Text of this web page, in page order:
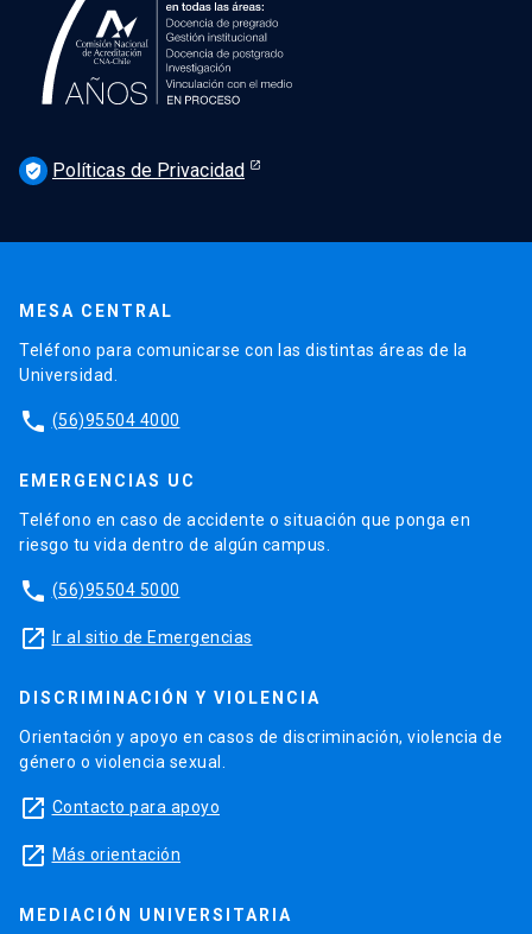
verified_user Políticas de Privacidad
MESA CENTRAL
Teléfono para comunicarse con las distintas áreas de la
Universidad.
phone (56)95504 4000
EMERGENCIAS UC
Teléfono en caso de accidente o situación que ponga en
riesgo tu vida dentro de algún campus.
phone (56)95504 5000
launch Ir al sitio de Emergencias
DISCRIMINACIÓN Y VIOLENCIA
Orientación y apoyo en casos de discriminación, violencia de
género o violencia sexual.
launch Contacto para apoyo
launch Más orientación
MEDIACIÓN UNIVERSITARIA